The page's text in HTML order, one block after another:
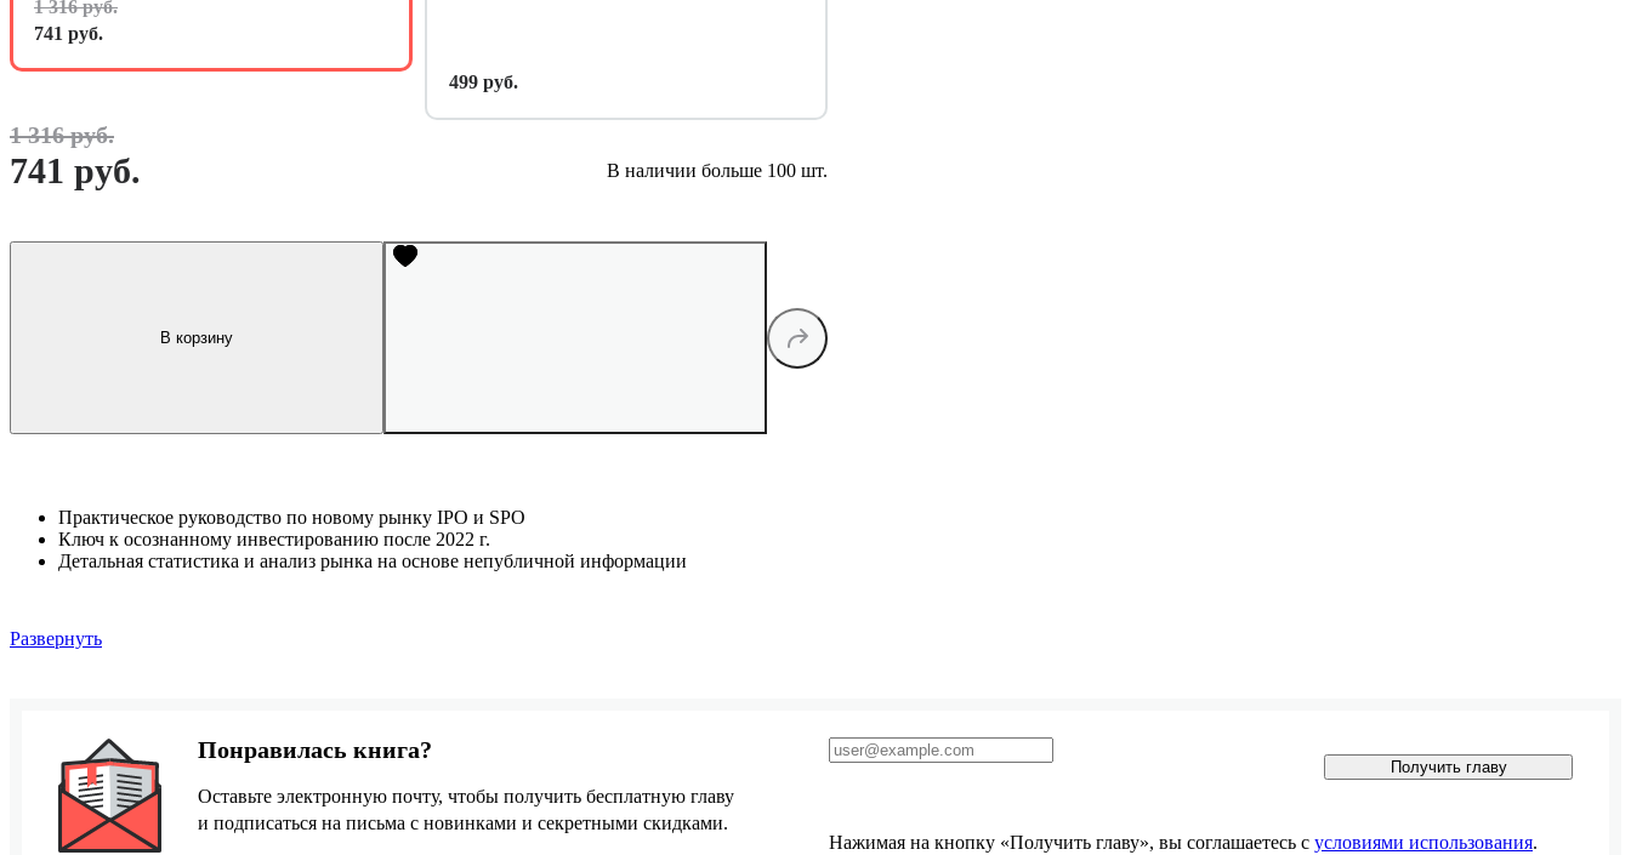
1 316 руб.
741 руб.
499 руб.
1 316 руб.
741 руб. В наличии больше 100 шт.
В корзину
Практическое руководство по новому рынку IPO и SPO
Ключ к осознанному инвестированию после 2022 г.
Детальная статистика и анализ рынка на основе непубличной информации
Развернуть
Понравилась книга?
Оставьте электронную почту, чтобы получить бесплатную главу
и подписаться на письма с новинками и секретными скидками.
Получить главу
Нажимая на кнопку «Получить главу», вы соглашаетесь с условиями использования.